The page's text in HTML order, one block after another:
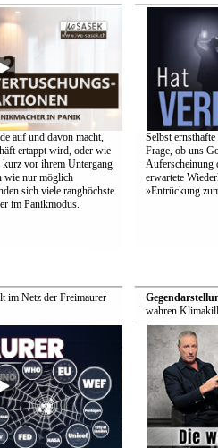
auf und davon macht,
ertappt wird, oder wie
kurz vor ihrem Untergang
wie nur möglich
sich viele ranghöchste
im Panikmodus.
Selbst
Frage, ob uns
Auferscheinung
erwartete
»Entrückung
im Netz der Freimaurer
wahren